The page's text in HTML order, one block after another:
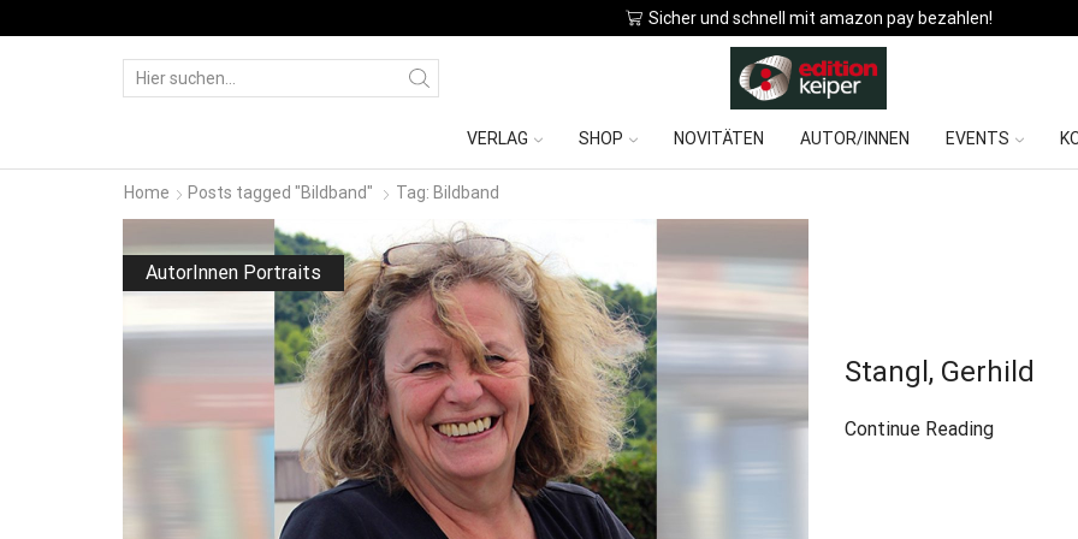
VERLAG SHOP NOVITÄTEN AUTOR/INNEN EVENTS
Home Posts tagged "Bildband" Tag: Bildband
AutorInnen Portraits
Stangl, Gerhild
Continue Reading